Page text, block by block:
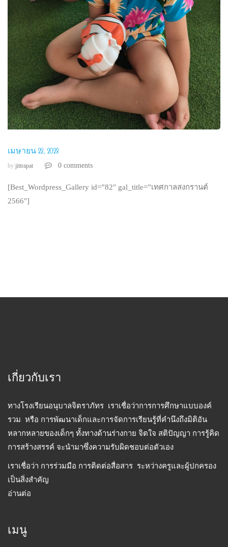
เมษายน 22, 2023
by jittrapat 0 comments
[Best_Wordpress_Gallery id=”82″ gal_title=”เทศกาลสงกรานต์
2566″]
เกี่ยวกับเรา
ทางโรงเรียนอนุบาลจิตราภัทร เราเชื่อว่าการการศึกษาแบบองค์
รวม หรือ การพัฒนาเด็กและการจัดการเรียนรู้ที่คำนึงถึงมิติอัน
หลากหลายของเด็กๆ ทั้งทางด้านร่างกาย จิตใจ สติปัญญา การรู้คิด
การสร้างสรรค์ จะนำมาซึ่งความรับผิดชอบต่อตัวเอง
เราเชื่อว่า การร่วมมือ การติดต่อสื่อสาร ระหว่างครูและผู้ปกครอง
เป็นสิ่งสำคัญ
อ่านต่อ
เมนู